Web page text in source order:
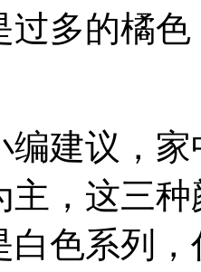
过多的橘
编建议，
主，这三
白色系列